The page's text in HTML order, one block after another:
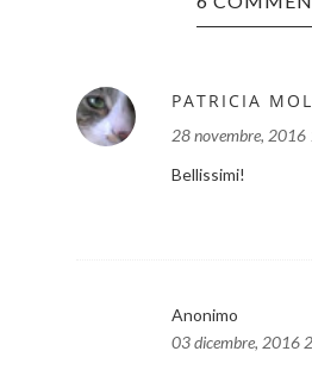
PATRICIA
28 novembre, 2016
Bellissimi!
Anonimo
03 dicembre, 2016